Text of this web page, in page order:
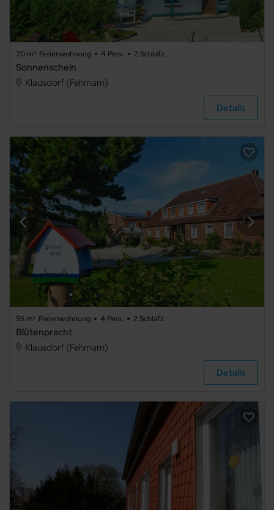
70 m² Ferienwohnung 4 Pers. 2 Schlafz.
Sonnenschein
Klausdorf (Fehmarn)
Details
95 m² Ferienwohnung 4 Pers. 2 Schlafz.
Blütenpracht
Klausdorf (Fehmarn)
Details